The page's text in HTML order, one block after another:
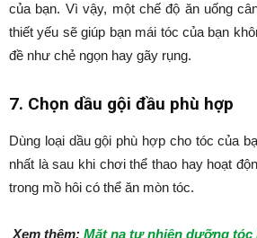
của bạn. Vì vậy, một chế độ ăn uống
thiết yếu sẽ giúp bạn mái tóc của bạn
đề như chẻ ngọn hay gãy rụng.
7. Chọn dầu gội đầu phù hợp
Dùng loại dầu gội phù hợp cho tóc của
nhất là sau khi chơi thể thao hay hoạt
trong mồ hôi có thể ăn mòn tóc.
Xem thêm: Mặt nạ tự nhiên dưỡng tóc